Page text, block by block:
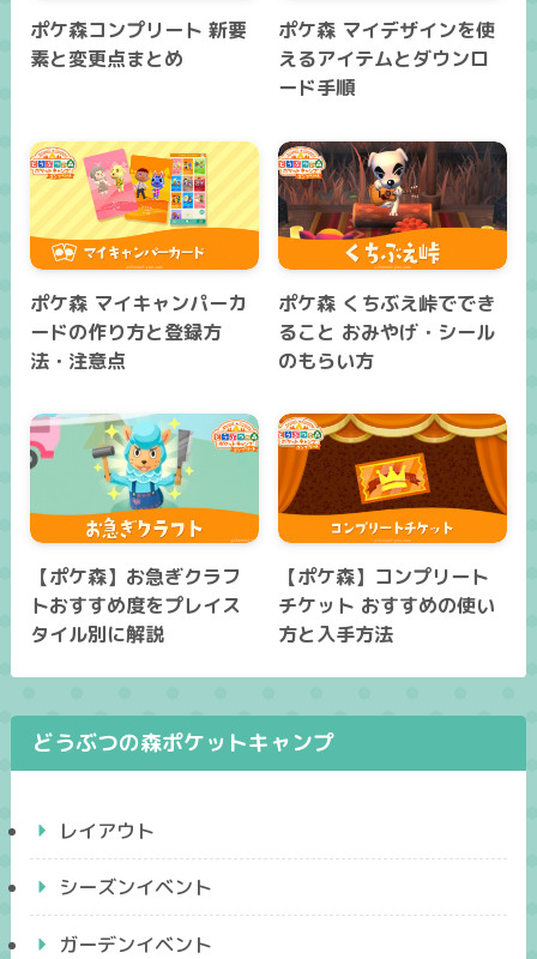
ポケ森コンプリート 新要
素と変更点まとめ
ポケ森 マイデザインを使
えるアイテムとダウンロ
ード手順
ポケ森 マイキャンパーカ
ードの作り方と登録方
法・注意点
ポケ森 くちぶえ峠ででき
ること おみやげ・シール
のもらい方
【ポケ森】お急ぎクラフ
トおすすめ度をプレイス
タイル別に解説
【ポケ森】コンプリート
チケット おすすめの使い
方と入手方法
どうぶつの森ポケットキャンプ
レイアウト
シーズンイベント
ガーデンイベント